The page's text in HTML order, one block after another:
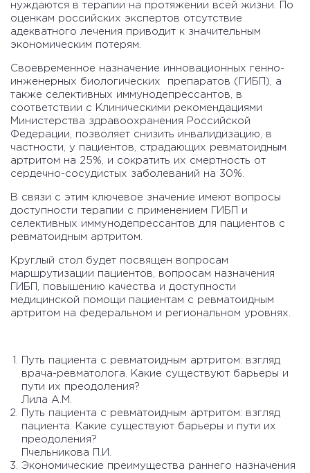
нуждаются в терапии на протяжении всей жизни. По
оценкам российских экспертов отсутствие
адекватного лечения приводит к значительным
экономическим потерям.
Своевременное назначение инновационных генно-
инженерных биологических препаратов (ГИБП), а
также селективных иммунодепрессантов, в
соответствии с Клиническими рекомендациями
Министерства здравоохранения Российской
Федерации, позволяет снизить инвалидизацию, в
частности, у пациентов, страдающих ревматоидным
артритом на 25%, и сократить их смертность от
сердечно-сосудистых заболеваний на 30%.
В связи с этим ключевое значение имеют вопросы
доступности терапии с применением ГИБП и
селективных иммунодепрессантов для пациентов с
ревматоидным артритом.
Круглый стол будет посвящен вопросам
маршрутизации пациентов, вопросам назначения
ГИБП, повышению качества и доступности
медицинской помощи пациентам с ревматоидным
артритом на федеральном и региональном уровнях.
Путь пациента с ревматоидным артритом: взгляд
врача-ревматолога. Какие существуют барьеры и
пути их преодоления?
Лила А.М.
Путь пациента с ревматоидным артритом: взгляд
пациента. Какие существуют барьеры и пути их
преодоления?
Пчельникова П.И.
Экономические преимущества раннего назначения